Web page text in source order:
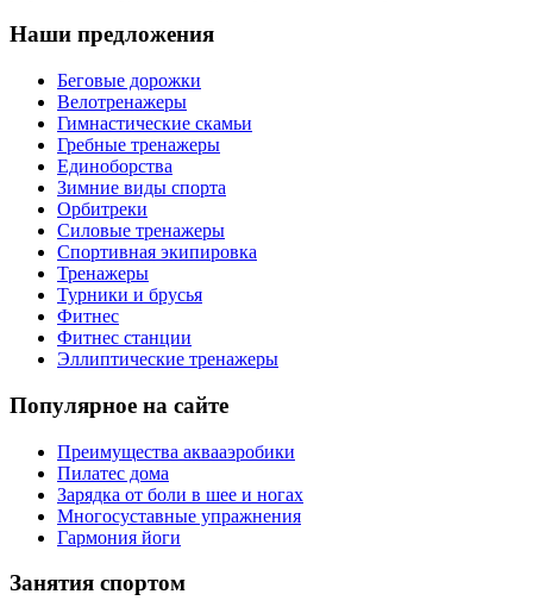
Наши предложения
Беговые дорожки
Велотренажеры
Гимнастические скамьи
Гребные тренажеры
Единоборства
Зимние виды спорта
Орбитреки
Силовые тренажеры
Спортивная экипировка
Тренажеры
Турники и брусья
Фитнес
Фитнес станции
Эллиптические тренажеры
Популярное на сайте
Преимущества аквааэробики
Пилатес дома
Зарядка от боли в шее и ногах
Многосуставные упражнения
Гармония йоги
Занятия спортом